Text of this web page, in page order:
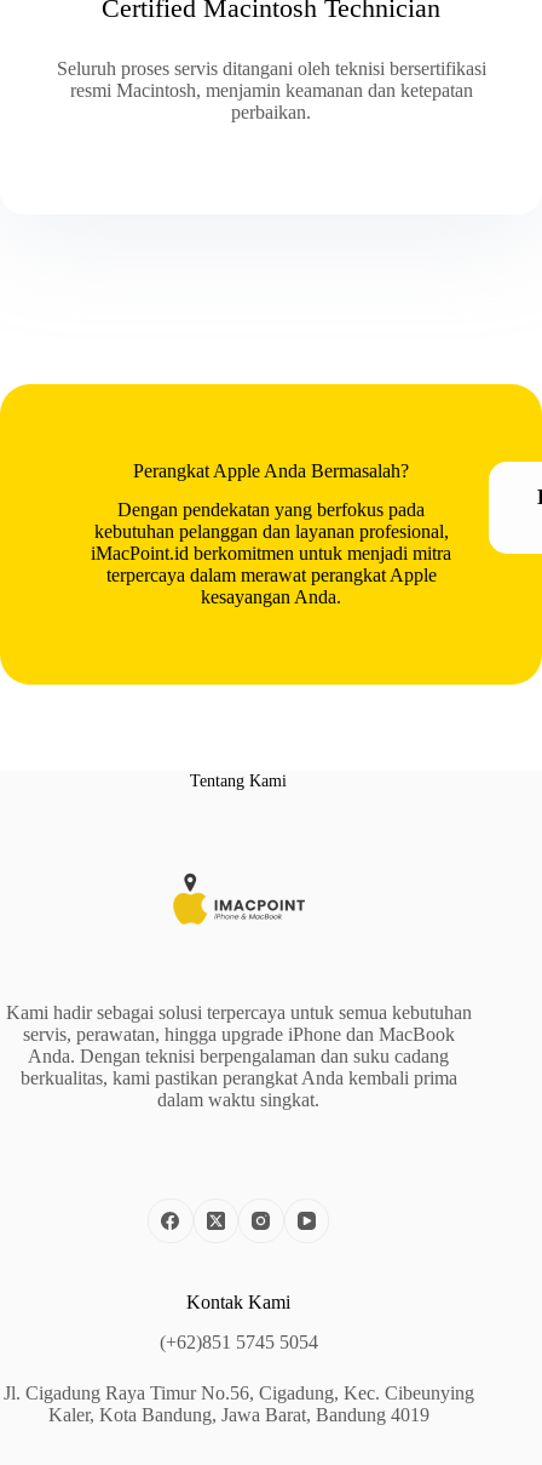
Certified Macintosh Technician
Seluruh proses servis ditangani oleh teknisi bersertifikasi
resmi Macintosh, menjamin keamanan dan ketepatan
perbaikan.
Perangkat Apple Anda Bermasalah?
Dengan pendekatan yang berfokus pada
kebutuhan pelanggan dan layanan profesional,
iMacPoint.id berkomitmen untuk menjadi mitra
terpercaya dalam merawat perangkat Apple
kesayangan Anda.
Tentang Kami
Kami hadir sebagai solusi terpercaya untuk semua kebutuhan
servis, perawatan, hingga upgrade iPhone dan MacBook
Anda. Dengan teknisi berpengalaman dan suku cadang
berkualitas, kami pastikan perangkat Anda kembali prima
dalam waktu singkat.
Kontak Kami
(+62)851 5745 5054
Jl. Cigadung Raya Timur No.56, Cigadung, Kec. Cibeunying
Kaler, Kota Bandung, Jawa Barat, Bandung 4019